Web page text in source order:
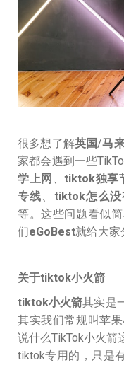
很多想了解英国/马
家都会遇到一些
学上网
、tiktok独享
专线
tiktok怎么没
等。这些问题看似
们eGoBest就给大家
关于tiktok小火箭
tiktok小火箭其实是
其实我们常规叫苹
说什么TikTok小火箭
tiktok专用的，只是